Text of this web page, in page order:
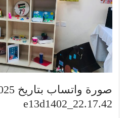
22.17.42_e13d1402